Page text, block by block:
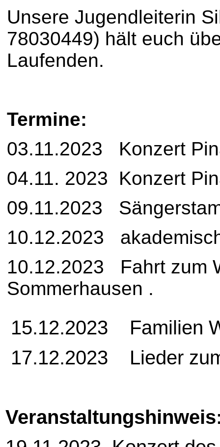
Unsere Jugendleiterin
78030449) hält euch
Laufenden.
Termine:
03.11.2023 Konzert
04.11. 2023 Konzert
09.11.2023
10.12.2023
10.12.2023 Fahrt zum
Sommerhausen .
15.12.2023 Familien
17.12.2023 Lieder